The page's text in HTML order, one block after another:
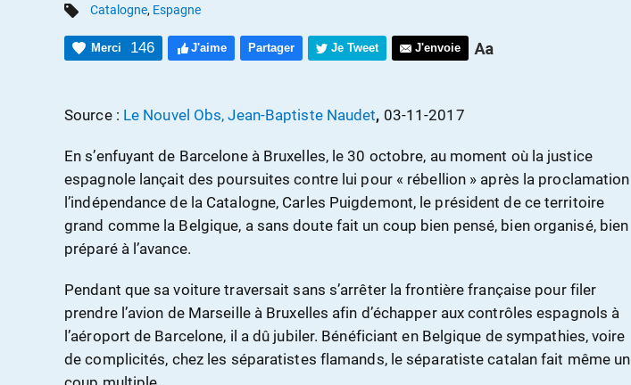
Catalogne, Espagne
Merci 146 J'aime Partager Je Tweet J'envoie
Source : Le Nouvel Obs, Jean-Baptiste Naudet, 03-11-2017
En s’enfuyant de Barcelone à Bruxelles, le 30 octobre, au moment où la justice
espagnole lançait des poursuites contre lui pour « rébellion » après la proclamation
l’indépendance de la Catalogne, Carles Puigdemont, le président de ce territoire
grand comme la Belgique, a sans doute fait un coup bien pensé, bien organisé, bien
préparé à l’avance.
Pendant que sa voiture traversait sans s’arrêter la frontière française pour filer
prendre l’avion de Marseille à Bruxelles afin d’échapper aux contrôles espagnols à
l’aéroport de Barcelone, il a dû jubiler. Bénéficiant en Belgique de sympathies, voire
de complicités, chez les séparatistes flamands, le séparatiste catalan fait même un